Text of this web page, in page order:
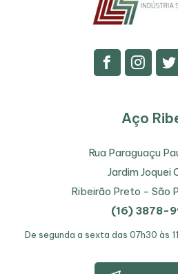
Aço
Rua Paraguaçu
Jardim Joquei
Ribeirão Preto - São
(16) 3878-
De segunda a sexta das 07h30 às